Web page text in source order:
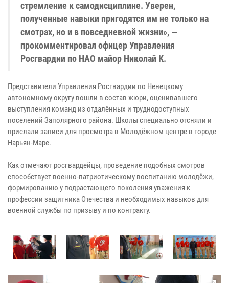
стремление к самодисциплине. Уверен,
полученные навыки пригодятся им не только на
смотрах, но и в повседневной жизни», —
прокомментировал офицер Управления
Росгвардии по НАО майор Николай К.
Представители Управления Росгвардии по Ненецкому
автономному округу вошли в состав жюри, оценивавшего
выступления команд из отдалённых и труднодоступных
поселений Заполярного района. Школы специально отсняли и
прислали записи для просмотра в Молодёжном центре в городе
Нарьян-Маре.
Как отмечают росгвардейцы, проведение подобных смотров
способствует военно-патриотическому воспитанию молодёжи,
формированию у подрастающего поколения уважения к
профессии защитника Отечества и необходимых навыков для
военной службы по призыву и по контракту.